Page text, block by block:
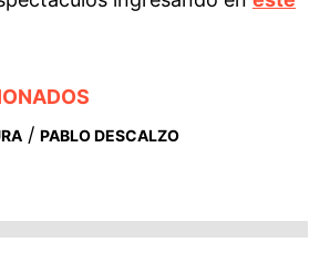
/ PABLO DESCALZO